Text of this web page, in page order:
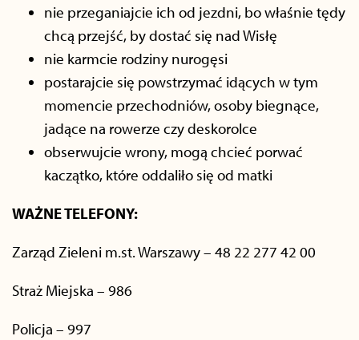
nie przeganiajcie ich od jezdni, bo właśnie tędy
chcą przejść, by dostać się nad Wisłę
nie karmcie rodziny nurogęsi
postarajcie się powstrzymać idących w tym
momencie przechodniów, osoby biegnące,
jadące na rowerze czy deskorolce
obserwujcie wrony, mogą chcieć porwać
kaczątko, które oddaliło się od matki
WAŻNE TELEFONY:
Zarząd Zieleni m.st. Warszawy – 48 22 277 42 00
Straż Miejska – 986
Policja – 997